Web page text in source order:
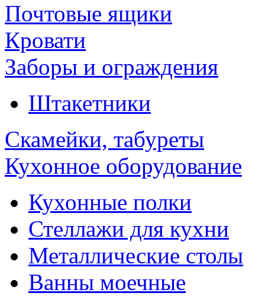
Почтовые ящики
Кровати
Заборы и ограждения
Штакетники
Скамейки, табуреты
Кухонное оборудование
Кухонные полки
Стеллажи для кухни
Металлические столы
Ванны моечные